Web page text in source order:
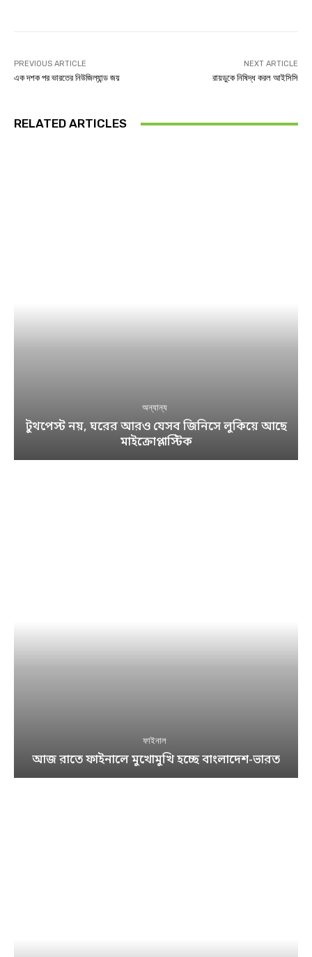
PREVIOUS ARTICLE
এক দশক পর ভারতের নিউজিল্যান্ড জয়
NEXT ARTICLE
রায়ডুকে নিষিদ্ধ করল আইসিসি
RELATED ARTICLES
অন্যান্য
টুথপেস্ট নয়, ঘরের আরও যেসব জিনিসে লুকিয়ে আছে
মাইক্রোপ্লাস্টিক
ফাইনাল
আজ রাতে ফাইনালে মুখোমুখি হচ্ছে বাংলাদেশ-ভারত